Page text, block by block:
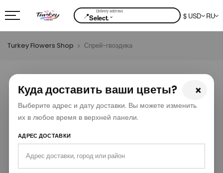
📍Select.⌄ $ USD RU
×
Куда доставить ваши цветы?
Выберите адрес и дату доставки. Вы можете изменить
их в любое время в верхней панели.
АДРЕС ДОСТАВКИ
Turkey Flowers Shop Спрей-гвоздика